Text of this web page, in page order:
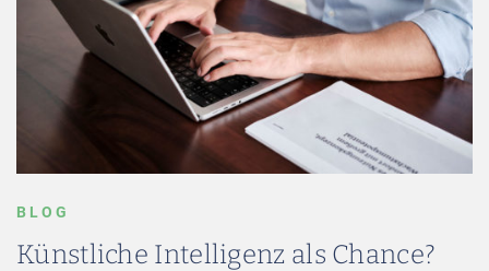
BLOG
Künstliche Intelligenz als Chance?